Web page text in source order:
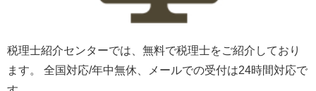
税理士紹介センターでは、無料で税理士をご紹介しており
ます。 全国対応/年中無休、メールでの受付は24時間対応で